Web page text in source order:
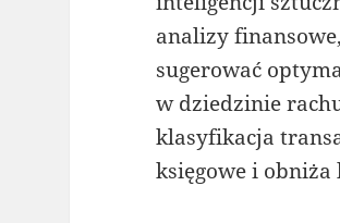
analizy
sugerować
w dziedzinie
klasyfikacja
księgowe i obniża